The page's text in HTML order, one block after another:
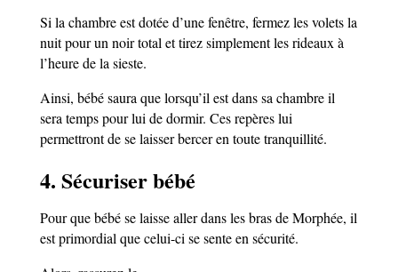
Si la chambre est dotée d’une fenêtre, fermez les volets la
nuit pour un noir total et tirez simplement les rideaux à
l’heure de la sieste.
Ainsi, bébé saura que lorsqu’il est dans sa chambre il
sera temps pour lui de dormir. Ces repères lui
permettront de se laisser bercer en toute tranquillité.
4. Sécuriser bébé
Pour que bébé se laisse aller dans les bras de Morphée, il
est primordial que celui-ci se sente en sécurité.